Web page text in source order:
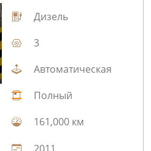
Дизель
3
Автоматическая
Полный
161,000 км
2011